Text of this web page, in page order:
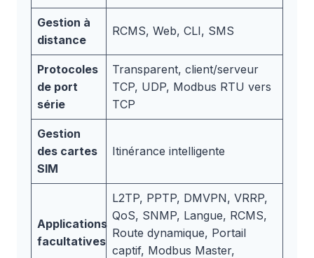
Gestion à
distance
RCMS, Web, CLI, SMS
Protocoles
de port
série
Transparent, client/serveur
TCP, UDP, Modbus RTU vers
TCP
Gestion
des cartes
SIM
Itinérance intelligente
Applications
facultatives
L2TP, PPTP, DMVPN, VRRP,
QoS, SNMP, Langue, RCMS,
Route dynamique, Portail
captif, Modbus Master,